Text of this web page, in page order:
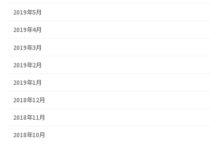
2019年5月
2019年4月
2019年3月
2019年2月
2019年1月
2018年12月
2018年11月
2018年10月